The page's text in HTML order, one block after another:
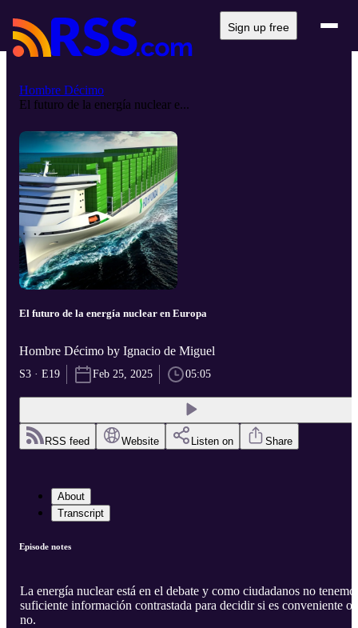
Sign up free
Hombre Décimo
El futuro de la energía nuclear e...
El futuro de la energía nuclear en Europa
Hombre Décimo by Ignacio de Miguel
S3 · E19 Feb 25, 2025 05:05
RSS feed Website Listen on Share
About
Transcript
Episode notes
La energía nuclear está en el debate y como ciudadanos no
suficiente información contrastada para decidir si es conveniente o
no.